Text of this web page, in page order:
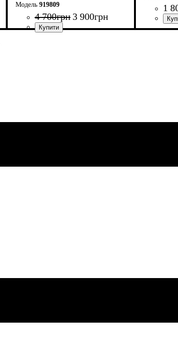
919809
4 700грн 3 900грн
1
Стать:
Виробник
Колір: